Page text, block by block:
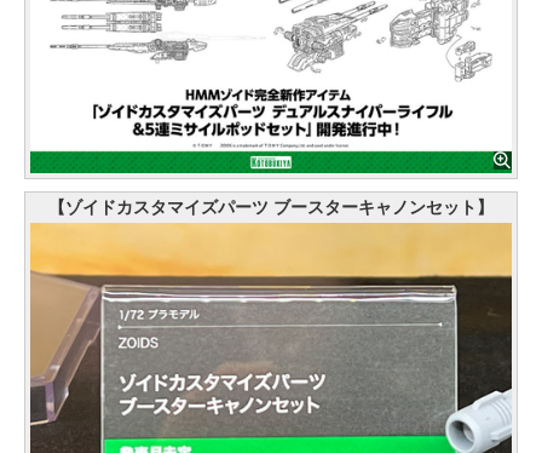
【ゾイドカスタマイズパーツ ブースターキャノンセット】